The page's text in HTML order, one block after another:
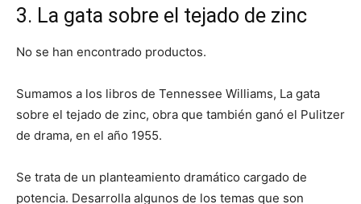
3. La gata sobre el tejado de zinc
No se han encontrado productos.
Sumamos a los libros de Tennessee Williams, La gata
sobre el tejado de zinc, obra que también ganó el Pulitzer
de drama, en el año 1955.
Se trata de un planteamiento dramático cargado de
potencia. Desarrolla algunos de los temas que son